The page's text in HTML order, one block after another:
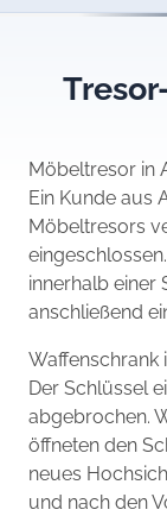
Möbeltresor in
Ein Kunde aus
Möbeltresors
innerhalb einer
anschließend
Waffenschrank
Der Schlüssel
abgebrochen.
öffneten den
neues
und nach den